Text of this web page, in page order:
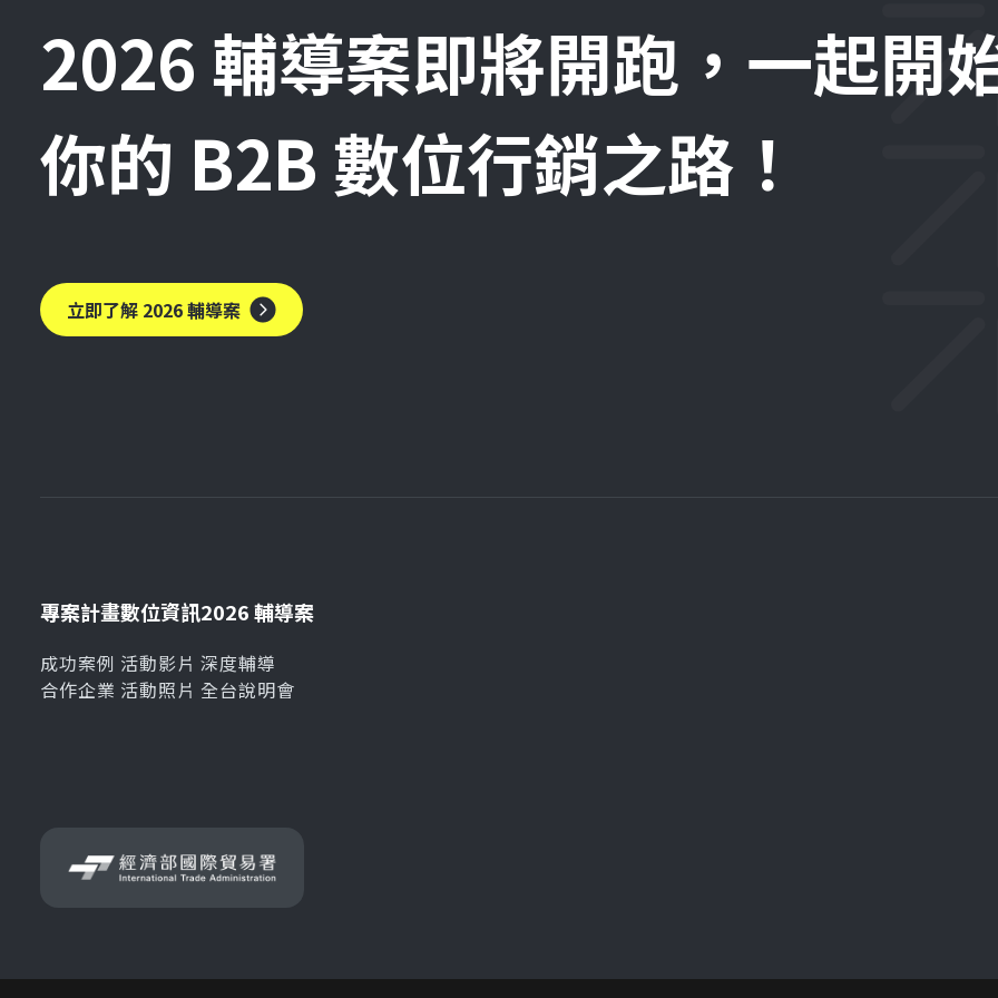
2026 輔導案即將開跑，一起開
你的 B2B 數位行銷之路！
立即了解 2026 輔導案
專案計畫
成功案例
合作企業
數位資訊
活動影片
活動照片
2026 輔導案
深度輔導
全台說明會